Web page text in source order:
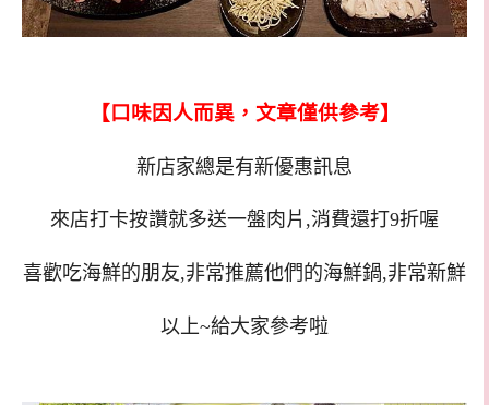
【口味因人而異，文章僅供參考】
新店家總是有新優惠訊息
來店打卡按讚就多送一盤肉片,消費還打9折喔
喜歡吃海鮮的朋友,非常推薦他們的海鮮鍋,非常新鮮
以上~給大家參考啦